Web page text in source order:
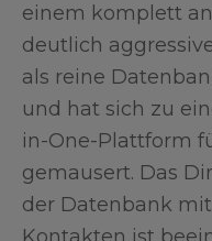
einem komplett
deutlich
als reine
und hat sich zu
in-One-Plattform
gemausert. Das
der Datenbank